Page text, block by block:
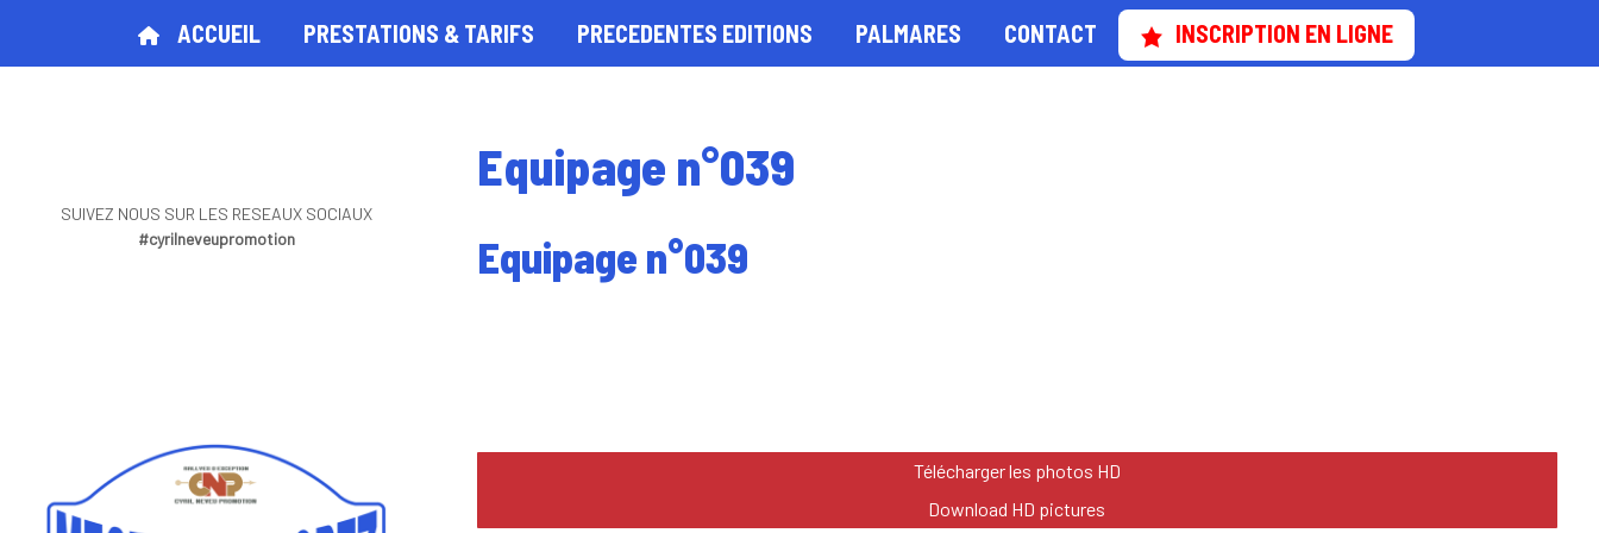
ACCUEIL PRESTATIONS & TARIFS PRECEDENTES EDITIONS PALMARES CONTACT INSCRIPTION EN LIGNE
Equipage n°039
Equipage n°039
Télécharger les photos HD
Download HD pictures
SUIVEZ NOUS SUR LES RESEAUX SOCIAUX
#cyrilneveupromotion